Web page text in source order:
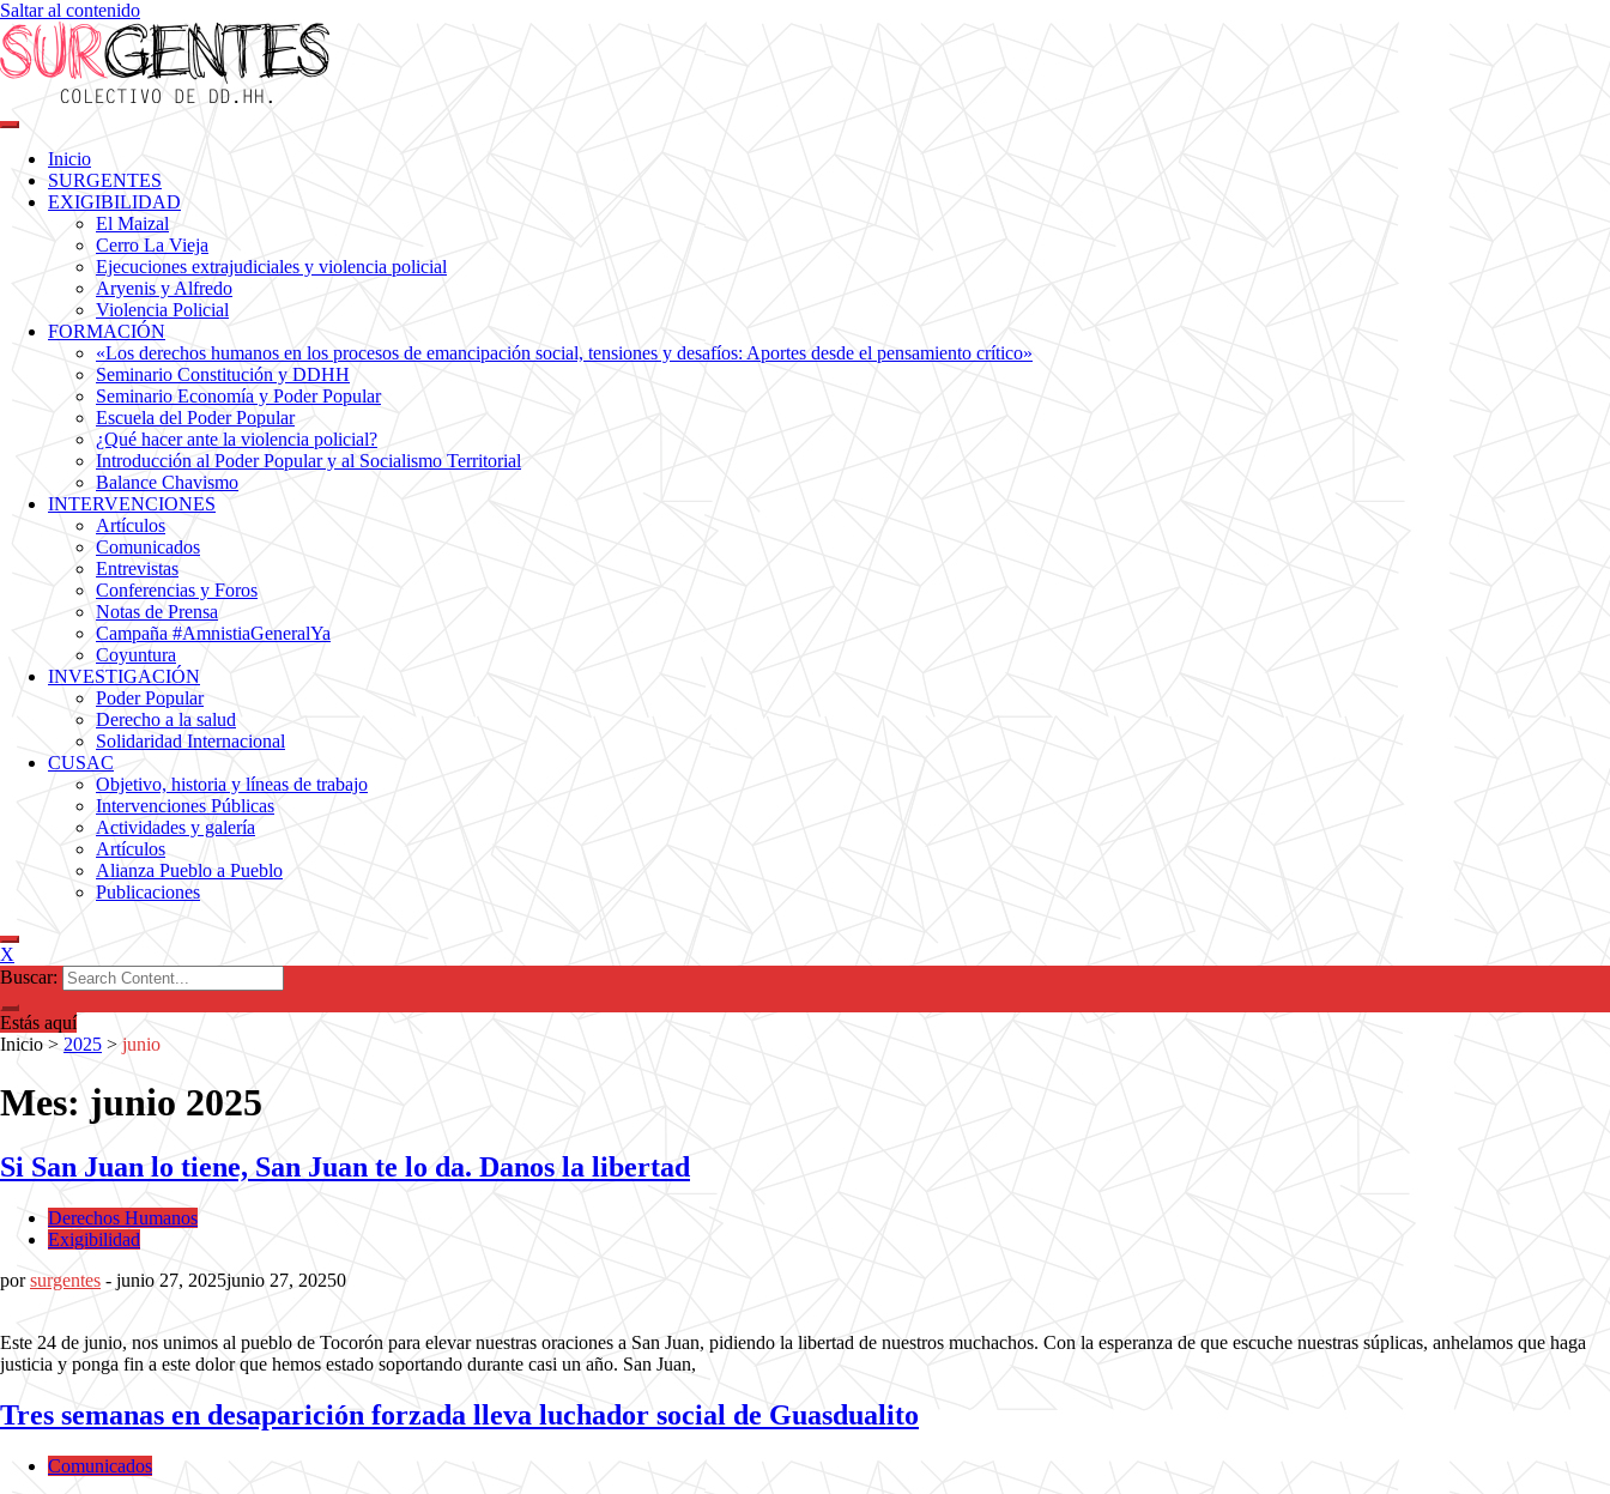
Saltar al contenido
Surgentes
Colectivo de DDHH
Inicio
SURGENTES
EXIGIBILIDAD
El Maizal
Cerro La Vieja
Ejecuciones extrajudiciales y violencia policial
Aryenis y Alfredo
Violencia Policial
FORMACIÓN
«Los derechos humanos en los procesos de emancipación social, tensiones y desafíos: Aportes desde el pensamiento crítico»
Seminario Constitución y DDHH
Seminario Economía y Poder Popular
Escuela del Poder Popular
¿Qué hacer ante la violencia policial?
Introducción al Poder Popular y al Socialismo Territorial
Balance Chavismo
INTERVENCIONES
Artículos
Comunicados
Entrevistas
Conferencias y Foros
Notas de Prensa
Campaña #AmnistiaGeneralYa
Coyuntura
INVESTIGACIÓN
Poder Popular
Derecho a la salud
Solidaridad Internacional
CUSAC
Objetivo, historia y líneas de trabajo
Intervenciones Públicas
Actividades y galería
Artículos
Alianza Pueblo a Pueblo
Publicaciones
X
Buscar:
Estás aquí
Inicio > 2025 > junio
Mes: junio 2025
Si San Juan lo tiene, San Juan te lo da. Danos la libertad
Derechos Humanos
Exigibilidad
porsurgentes - junio 27, 2025junio 27, 20250
Este 24 de junio, nos unimos al pueblo de Tocorón para elevar nuestras oraciones a San Juan, pidiendo la libertad de nuestros muchachos. Con la esperanza de que escuche nuestras súplicas, anhelamos que haga
justicia y ponga fin a este dolor que hemos estado soportando durante casi un año. San Juan,
Tres semanas en desaparición forzada lleva luchador social de Guasdualito
Comunicados